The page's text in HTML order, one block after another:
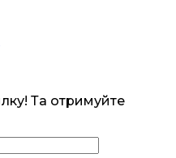
Та отримуйте